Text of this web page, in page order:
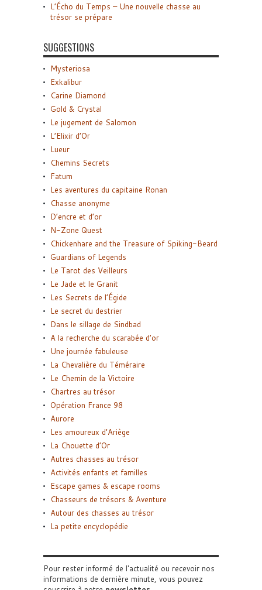
L’Écho du Temps – Une nouvelle chasse au
trésor se prépare
SUGGESTIONS
Mysteriosa
Exkalibur
Carine Diamond
Gold & Crystal
Le jugement de Salomon
L’Elixir d’Or
Lueur
Chemins Secrets
Fatum
Les aventures du capitaine Ronan
Chasse anonyme
D’encre et d’or
N-Zone Quest
Chickenhare and the Treasure of Spiking-Beard
Guardians of Legends
Le Tarot des Veilleurs
Le Jade et le Granit
Les Secrets de l’Égide
Le secret du destrier
Dans le sillage de Sindbad
A la recherche du scarabée d’or
Une journée fabuleuse
La Chevalière du Téméraire
Le Chemin de la Victoire
Chartres au trésor
Opération France 98
Aurore
Les amoureux d’Ariège
La Chouette d’Or
Autres chasses au trésor
Activités enfants et familles
Escape games & escape rooms
Chasseurs de trésors & Aventure
Autour des chasses au trésor
La petite encyclopédie
Pour rester informé de l'actualité ou recevoir nos
informations de dernière minute, vous pouvez